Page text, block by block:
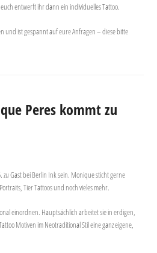
entwerft ihr dann ein individuelles Tattoo.
und ist gespannt auf eure Anfragen – diese bitte
Peres kommt zu
zu Gast bei Berlin Ink sein. Monique sticht gerne
Tier Tattoos und noch vieles mehr.
einordnen. Hauptsächlich arbeitet sie in erdigen,
Motiven im Neotraditional Stil eine ganz eigene,